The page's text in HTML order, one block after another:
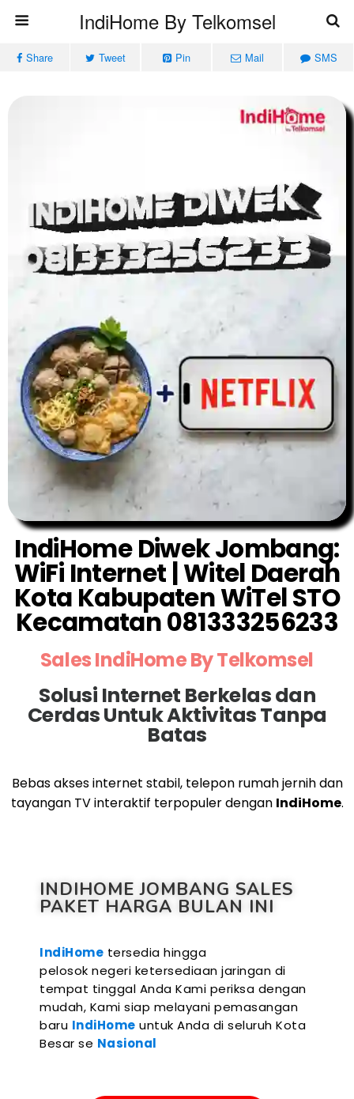
IndiHome By Telkomsel
Share Tweet Pin Mail SMS
IndiHome Diwek Jombang:
WiFi Internet | Witel Daerah
Kota Kabupaten WiTel STO
Kecamatan 081333256233
Sales IndiHome By Telkomsel
Solusi Internet Berkelas dan
Cerdas Untuk Aktivitas Tanpa
Batas
Bebas akses internet stabil, telepon rumah jernih dan
tayangan TV interaktif terpopuler dengan IndiHome.
INDIHOME JOMBANG SALES
PAKET HARGA BULAN INI
IndiHome tersedia hingga
pelosok negeri ketersediaan jaringan di
tempat tinggal Anda Kami periksa dengan
mudah, Kami siap melayani pemasangan
baru IndiHome untuk Anda di seluruh Kota
Besar se Nasional